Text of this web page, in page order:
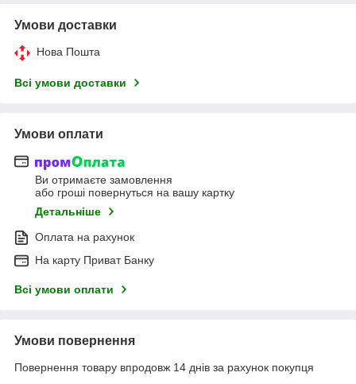
Умови доставки
Нова Пошта
Всі умови доставки
Умови оплати
Ви отримаєте замовлення
або гроші повернуться на вашу картку
Детальніше
Оплата на рахунок
На карту Приват Банку
Всі умови оплати
Умови повернення
Повернення товару впродовж 14 днів за рахунок покупця